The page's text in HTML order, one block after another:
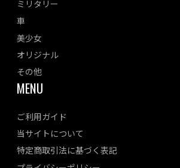
ミリタリー
車
美少女
オリジナル
その他
MENU
ご利用ガイド
当サイトについて
特定商取引法に基づく表記